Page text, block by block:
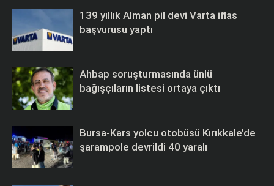
139 yıllık Alman pil devi Varta iflas
başvurusu yaptı
Ahbap soruşturmasında ünlü
bağışçıların listesi ortaya çıktı
Bursa-Kars yolcu otobüsü Kırıkkale’de
şarampole devrildi 40 yaralı